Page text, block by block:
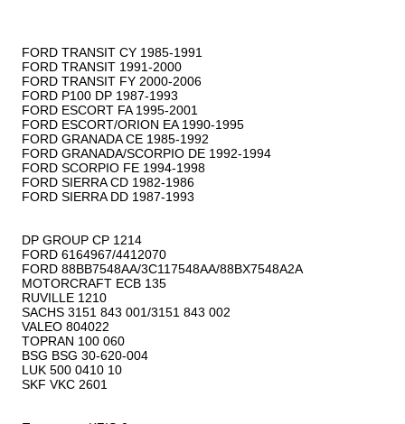
FORD TRANSIT CY 1985-1991
FORD TRANSIT 1991-2000
FORD TRANSIT FY 2000-2006
FORD P100 DP 1987-1993
FORD ESCORT FA 1995-2001
FORD ESCORT/ORION EA 1990-1995
FORD GRANADA CE 1985-1992
FORD GRANADA/SCORPIO DE 1992-1994
FORD SCORPIO FE 1994-1998
FORD SIERRA CD 1982-1986
FORD SIERRA DD 1987-1993
DP GROUP CP 1214
FORD 6164967/4412070
FORD 88BB7548AA/3C117548AA/88BX7548A2A
MOTORCRAFT ECB 135
RUVILLE 1210
SACHS 3151 843 001/3151 843 002
VALEO 804022
TOPRAN 100 060
BSG BSG 30-620-004
LUK 500 0410 10
SKF VKC 2601